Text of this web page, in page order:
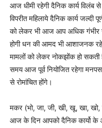
आज धीमी रहेगी दैनिक कार्य विलंब
विपरीत महिलाये दैनिक कार्य जल्दी
को लेकर भी आज आप अधिक गंभीर
होगी धन की आमद भी आशाजनक
मामलों को लेकर नोकझोंक हो सकती
समय आज पूर्व नियोजित रहेगा
से रोमांचित होंगे।
मकर (भो, जा, जी, खी, खू, खा, खो,
आज के दिन आपको दैनिक कार्यो के